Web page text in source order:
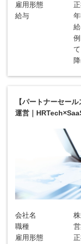
雇用形態
給与
【パートナーセー
運営｜
会社名
職種
雇用形態